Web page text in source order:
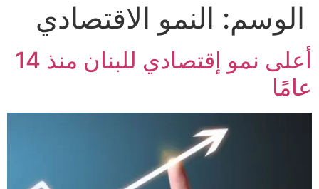
النمو الاقتصادي
أعلى نمو إقتصادي للبنان منذ 14